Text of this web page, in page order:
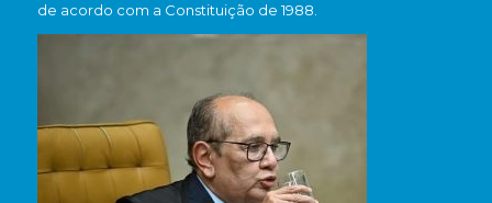
de acordo com a Constituição de 1988.